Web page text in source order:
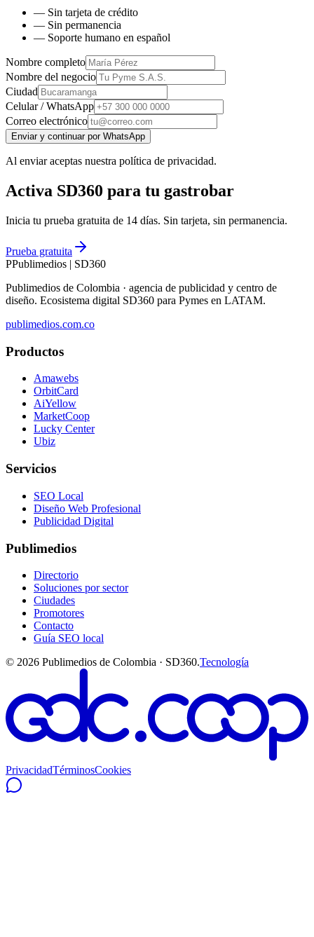
— Sin tarjeta de crédito
— Sin permanencia
— Soporte humano en español
Nombre completo
Nombre del negocio
Ciudad
Celular / WhatsApp
Correo electrónico
Enviar y continuar por WhatsApp
Al enviar aceptas nuestra política de privacidad.
Activa SD360 para tu gastrobar
Inicia tu prueba gratuita de 14 días. Sin tarjeta, sin permanencia.
Prueba gratuita
PPublimedios | SD360
Publimedios de Colombia · agencia de publicidad y centro de
diseño. Ecosistema digital SD360 para Pymes en LATAM.
publimedios.com.co
Productos
Amawebs
OrbitCard
AiYellow
MarketCoop
Lucky Center
Ubiz
Servicios
SEO Local
Diseño Web Profesional
Publicidad Digital
Publimedios
Directorio
Soluciones por sector
Ciudades
Promotores
Contacto
Guía SEO local
© 2026 Publimedios de Colombia · SD360.Tecnología
PrivacidadTérminosCookies